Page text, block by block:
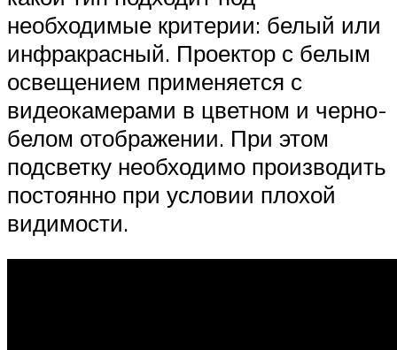
необходимые критерии: белый или
инфракрасный. Проектор с белым
освещением применяется с
видеокамерами в цветном и черно-
белом отображении. При этом
подсветку необходимо производить
постоянно при условии плохой
видимости.